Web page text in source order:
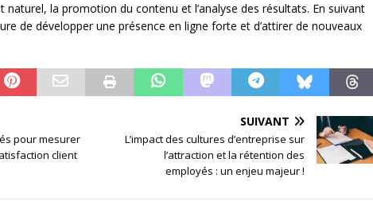
naturel, la promotion du contenu et l’analyse des résultats. En suivant
de développer une présence en ligne forte et d’attirer de nouveaux
pour mesurer
client
SUIVANT
L’impact des cultures d’entreprise sur
l’attraction et la rétention des
employés : un enjeu majeur !